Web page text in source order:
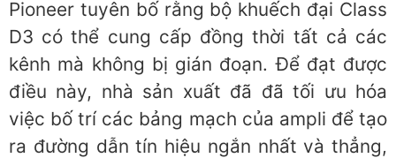
Pioneer tuyên bố rằng bộ khuếch đại Class
D3 có thể cung cấp đồng thời tất cả các
kênh mà không bị gián đoạn. Để đạt được
điều này, nhà sản xuất đã đã tối ưu hóa
việc bố trí các bảng mạch của ampli để tạo
ra đường dẫn tín hiệu ngắn nhất và thẳng,